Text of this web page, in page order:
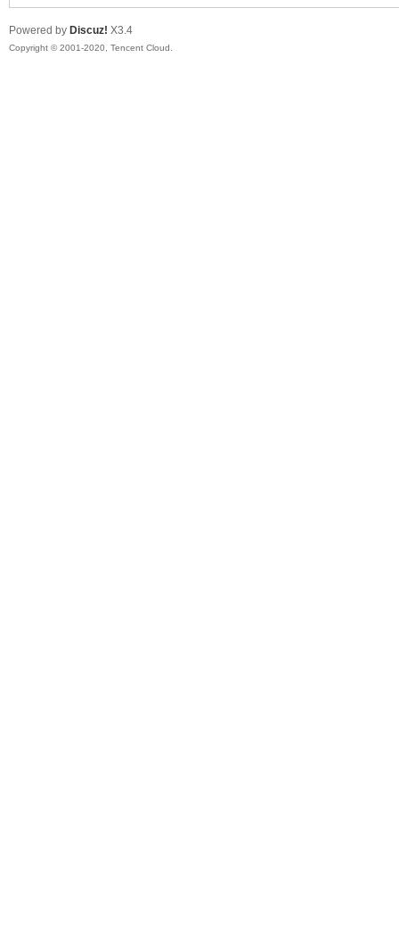
Powered by Discuz! X3.4
Copyright © 2001-2020, Tencent Cloud.